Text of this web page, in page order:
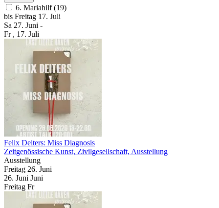
6. Mariahilf (19)
bis Freitag 17. Juli
Sa 27. Juni -
Fr , 17. Juli
Felix Deiters: Miss Diagnosis
Zeitgenössische Kunst, Zivilgesellschaft, Ausstellung
Ausstellung
Freitag 26. Juni
26. Juni Juni
Freitag Fr